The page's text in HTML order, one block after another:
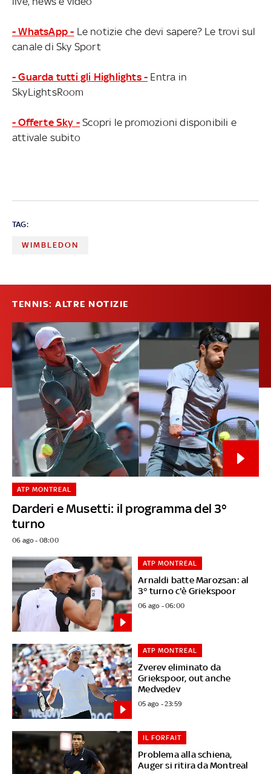
- WhatsApp - Le notizie che devi sapere? Le trovi sul
canale di Sky Sport
- Guarda tutti gli Highlights - Entra in
SkyLightsRoom
- Offerte Sky - Scopri le promozioni disponibili e
attivale subito
TAG:
WIMBLEDON
TENNIS: ALTRE NOTIZIE
Darderi e Musetti: il programma del 3°
turno
ATP MONTREAL
06 ago - 08:00
Arnaldi batte Marozsan: al
3° turno c'è Griekspoor
ATP MONTREAL
06 ago - 06:00
Zverev eliminato da
Griekspoor, out anche
Medvedev
ATP MONTREAL
05 ago - 23:59
Problema alla schiena,
Auger si ritira da Montreal
IL FORFAIT